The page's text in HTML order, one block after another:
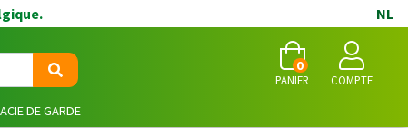
NL
PANIER
0
COMPTE
DE GARDE